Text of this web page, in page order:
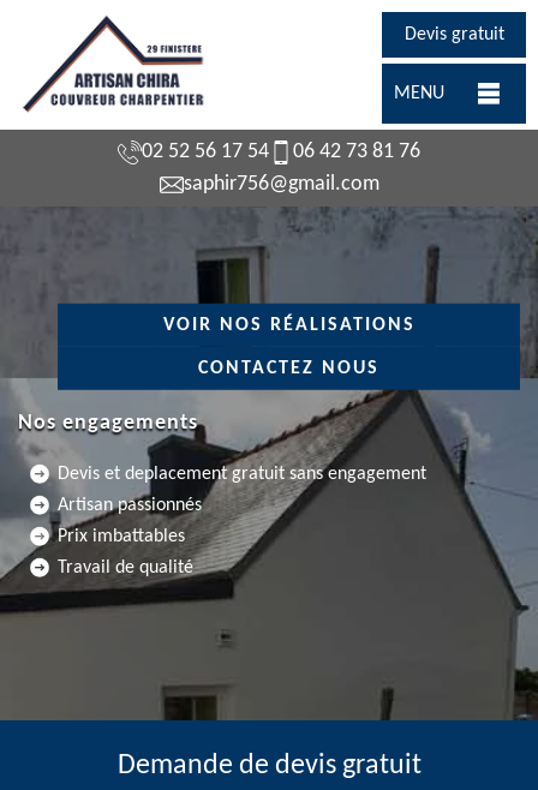
Devis gratuit
MENU
02 52 56 17 54
06 42 73 81 76
saphir756@gmail.com
VOIR NOS RÉALISATIONS
CONTACTEZ NOUS
Nos engagements
Devis et deplacement gratuit sans engagement
Artisan passionnés
Prix imbattables
Travail de qualité
Demande de devis gratuit